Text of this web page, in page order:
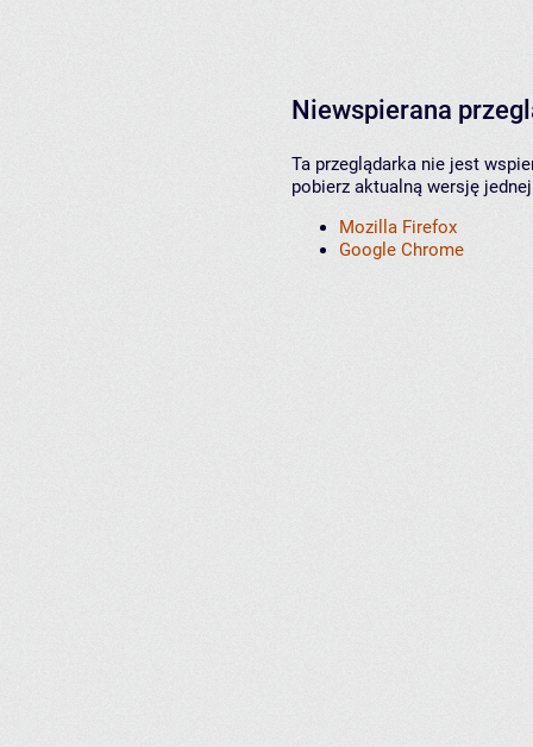
Niewspierana
Ta przeglądarka nie jest
pobierz aktualną wersję
Mozilla Firefox
Google Chrome